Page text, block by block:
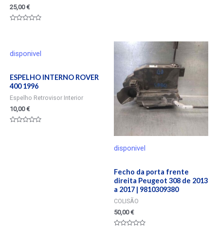
25,00€
5
disponivel
ESPELHO INTERNO ROVER
400 1996
Espelho Retrovisor Interior
10,00€
disponivel
Fecho da porta frente
direita Peugeot 308 de 2013
a 2017 | 9810309380
COLISÃO
50,00€